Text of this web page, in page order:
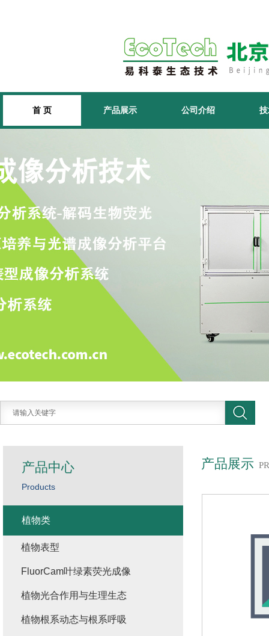
首 页 产品展示 公司介绍
产品展示
产品中心
Products
植物类
植物表型
FluorCam叶绿素荧光成像
植物光合作用与生理生态
植物根系动态与根系呼吸